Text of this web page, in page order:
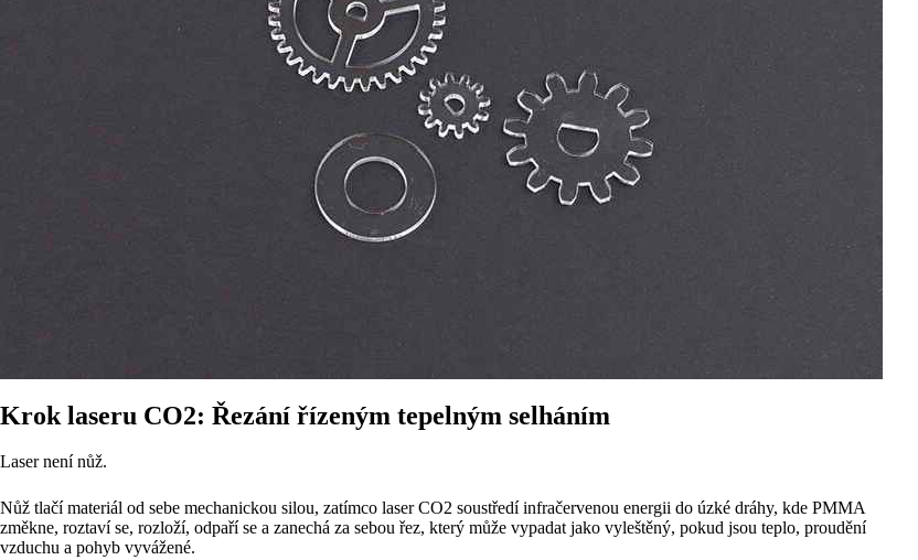
Krok laseru CO2: Řezání řízeným tepelným selháním
Laser není nůž.
Nůž tlačí materiál od sebe mechanickou silou, zatímco laser CO2 soustředí infračervenou energii do úzké dráhy, kde PMMA
změkne, roztaví se, rozloží, odpaří se a zanechá za sebou řez, který může vypadat jako vyleštěný, pokud jsou teplo, proudění
vzduchu a pohyb vyvážené.